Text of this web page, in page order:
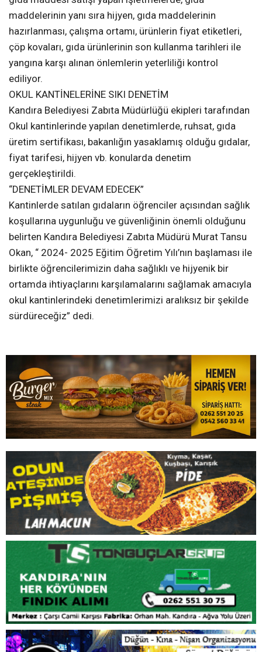
maddelerinin yanı sıra hijyen, gıda maddelerinin
hazırlanması, çalışma ortamı, ürünlerin fiyat etiketleri,
çöp kovaları, gıda ürünlerinin son kullanma tarihleri ile
yangına karşı alınan önlemlerin yeterliliği kontrol
ediliyor.
OKUL KANTİNELERİNE SIKI DENETİM
Kandıra Belediyesi Zabıta Müdürlüğü ekipleri tarafından
Okul kantinlerinde yapılan denetimlerde, ruhsat, gıda
üretim sertifikası, bakanlığın yasaklamış olduğu gıdalar,
fiyat tarifesi, hijyen vb. konularda denetim
gerçekleştirildi.
“DENETİMLER DEVAM EDECEK”
Kantinlerde satılan gıdaların öğrenciler açısından sağlık
koşullarına uygunluğu ve güvenliğinin önemli olduğunu
belirten Kandıra Belediyesi Zabıta Müdürü Murat Tansu
Okan, “ 2024- 2025 Eğitim Öğretim Yılı’nın başlaması ile
birlikte öğrencilerimizin daha sağlıklı ve hijyenik bir
ortamda ihtiyaçlarını karşılamalarını sağlamak amacıyla
okul kantinlerindeki denetimlerimizi aralıksız bir şekilde
sürdüreceğiz” dedi.